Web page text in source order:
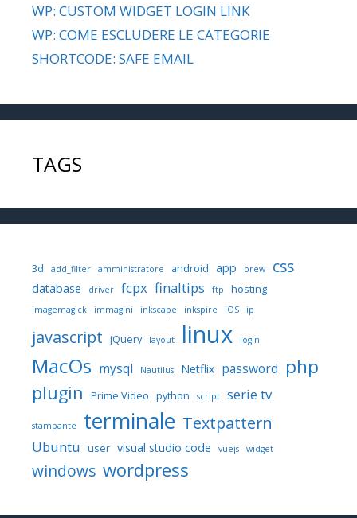
WP: CUSTOM WIDGET LOGIN LINK
WP: COME ESCLUDERE LE CATEGORIE
SHORTCODE: SAFE EMAIL
TAGS
3d add_filter amministratore android app brew css
database driver fcpx finaltips ftp hosting
imagemagick immagini inkscape inkspire iOS ip
javascript jQuery layout linux login
MacOs mysql Nautilus Netflix password php
plugin Prime Video python script serie tv
stampante terminale Textpattern
Ubuntu user visual studio code vuejs widget
windows wordpress